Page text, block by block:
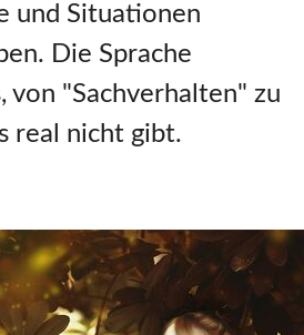
und Situationen
Die Sprache
von "Sachverhalten" zu
real nicht gibt.